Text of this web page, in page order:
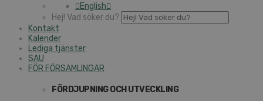
English
Hej! Vad söker du?
Kontakt
Kalender
Lediga tjänster
SAU
FÖR FÖRSAMLINGAR
FÖRDJUPNING OCH UTVECKLING